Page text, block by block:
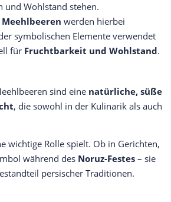
und Wohlstand stehen.
werden hierbei
symbolischen Elemente verwendet
für Fruchtbarkeit und Wohlstand.
sind eine natürliche, süße
, die sowohl in der Kulinarik als auch
wichtige Rolle spielt. Ob in Gerichten,
während des Noruz-Festes– sie
persischer Traditionen.